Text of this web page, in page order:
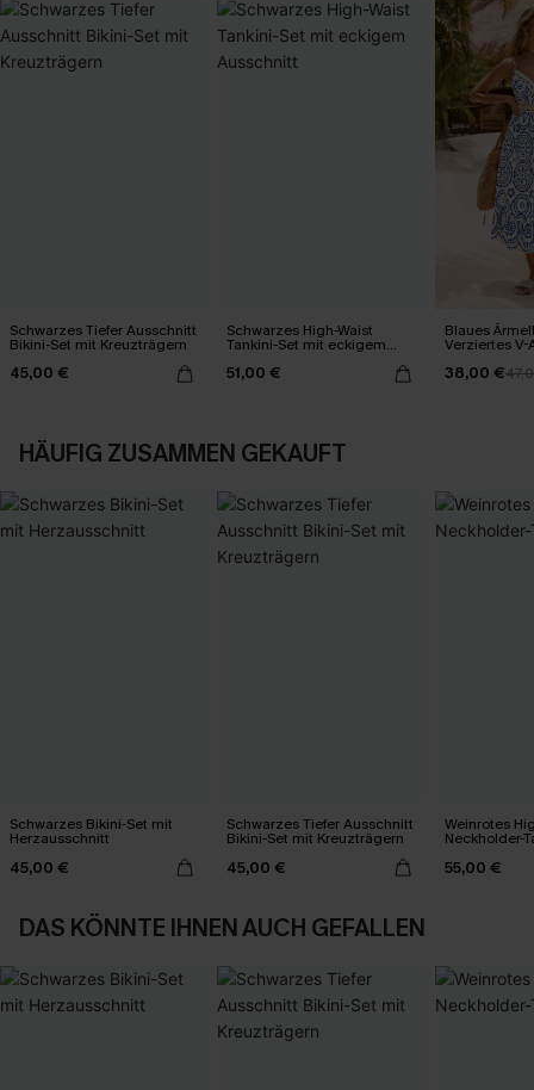
Schwarzes Tiefer Ausschnitt
Bikini-Set mit Kreuzträgern
45,00 €
Schwarzes High-Waist
Tankini-Set mit eckigem
51,00 €
Blaues
Verziertes
38,00 €
HÄUFIG ZUSAMMEN GEKAUFT
Schwarzes Bikini-Set mit
Herzausschnitt
45,00 €
Schwarzes Tiefer Ausschnitt
Bikini-Set mit Kreuzträgern
45,00 €
Weinrotes
Neckholder-
55,00 €
DAS KÖNNTE IHNEN AUCH GEFALLEN